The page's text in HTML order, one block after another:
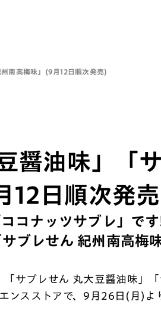
南高梅味」(9月12日順次発売)
醤油味」「
12日順次発
コナッツサブレ」で
ブレせん 紀州南高梅
サブレせん 丸大豆醤油味」
ンスストアで、9月26日(月)よ